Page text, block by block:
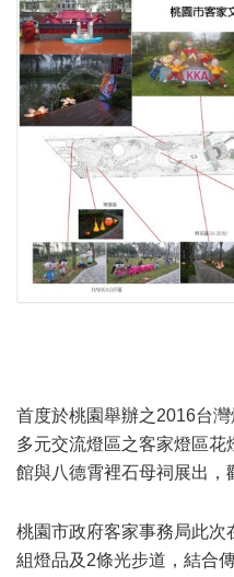
首度於桃園舉辦之2016台
多元交流燈區之客家燈區
館與八德霄裡石母祠展出
桃園市政府客家事務局此
組燈品及2條光步道，結合